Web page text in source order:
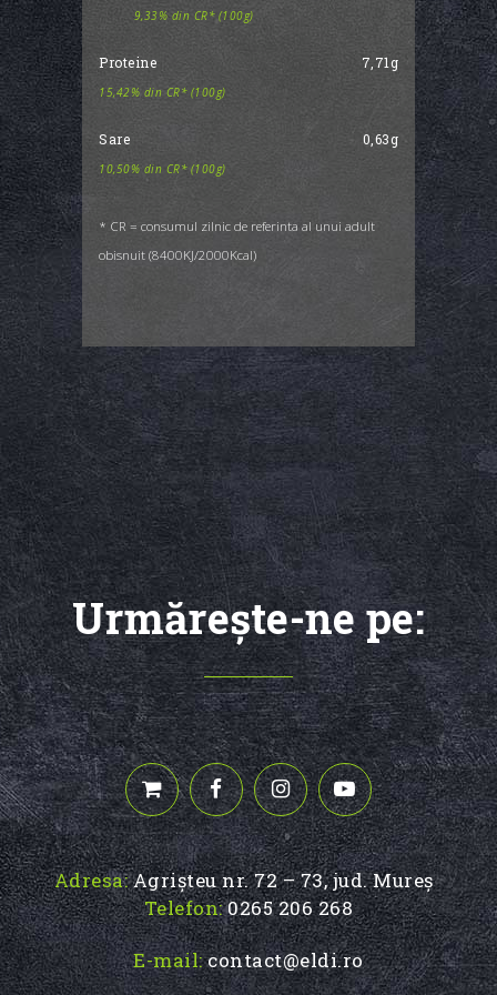
9,33% din CR* (100g)
Proteine 7,71g
15,42% din CR* (100g)
Sare 0,63g
10,50% din CR* (100g)
* CR = consumul zilnic de referinta al unui adult
obisnuit (8400KJ/2000Kcal)
Urmăreşte-ne pe:
Adresa:Agrișteu nr. 72 – 73, jud. Mureș
Telefon:0265 206 268
E-mail:contact@eldi.ro